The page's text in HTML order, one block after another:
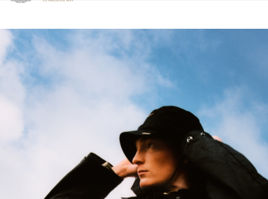
Klicken Sie hier, um unsere Barrierefreiheitserklärung